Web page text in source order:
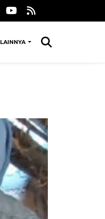
LAINNYA